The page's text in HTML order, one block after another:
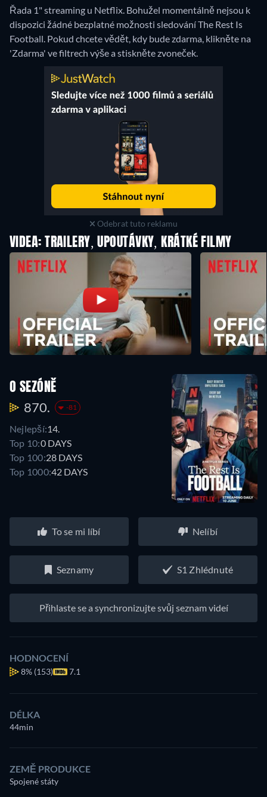
Řada 1" streaming u Netflix. Bohužel momentálně nejsou k
dispozici žádné bezplatné možnosti sledování The Rest Is
Football. Pokud chcete vědět, kdy bude zdarma, klikněte na
'Zdarma' ve filtrech výše a stiskněte zvoneček.
Odebrat tuto reklamu
VIDEA: TRAILERY, UPOUTÁVKY, KRÁTKÉ FILMY
O SEZÓNĚ
870. -81
Nejlepší:14.
Top 10:0 DAYS
Top 100:28 DAYS
Top 1000:42 DAYS
To se mi líbí Nelíbí
Seznamy S1 Zhlédnuté
Přihlaste se a synchronizujte svůj seznam videí
HODNOCENÍ
8% (153) 7.1
DÉLKA
44min
ZEMĚ PRODUKCE
Spojené státy